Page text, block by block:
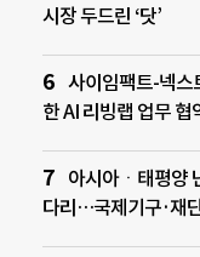
시장 두드린 ‘닷’
사이임팩트-넥스
한 AI 리빙랩 업무 협
아시아ㆍ태평양
다리…국제기구·재